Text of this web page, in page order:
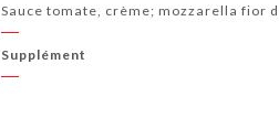
Sauce tomate, crème; mozzarella fior
Supplément